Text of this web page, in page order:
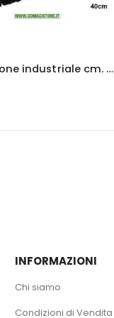
Spazzolone industriale cm. 40
INFORMAZIONI
Chi siamo
Condizioni di Vendita